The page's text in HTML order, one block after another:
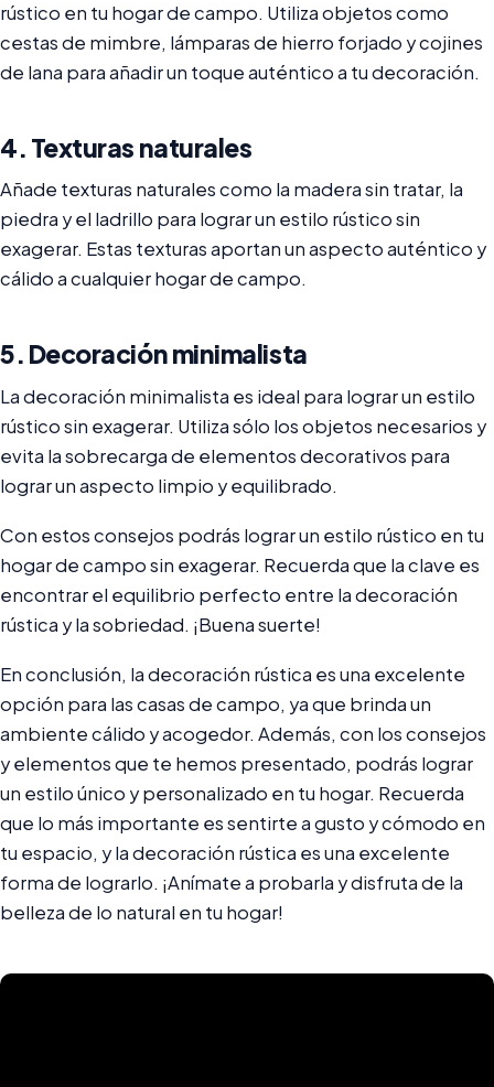
rústico en tu hogar de campo. Utiliza objetos como
cestas de mimbre, lámparas de hierro forjado y cojines
de lana para añadir un toque auténtico a tu decoración.
4. Texturas naturales
Añade texturas naturales como la madera sin tratar, la
piedra y el ladrillo para lograr un estilo rústico sin
exagerar. Estas texturas aportan un aspecto auténtico y
cálido a cualquier hogar de campo.
5. Decoración minimalista
La decoración minimalista es ideal para lograr un estilo
rústico sin exagerar. Utiliza sólo los objetos necesarios y
evita la sobrecarga de elementos decorativos para
lograr un aspecto limpio y equilibrado.
Con estos consejos podrás lograr un estilo rústico en tu
hogar de campo sin exagerar. Recuerda que la clave es
encontrar el equilibrio perfecto entre la decoración
rústica y la sobriedad. ¡Buena suerte!
En conclusión, la decoración rústica es una excelente
opción para las casas de campo, ya que brinda un
ambiente cálido y acogedor. Además, con los consejos
y elementos que te hemos presentado, podrás lograr
un estilo único y personalizado en tu hogar. Recuerda
que lo más importante es sentirte a gusto y cómodo en
tu espacio, y la decoración rústica es una excelente
forma de lograrlo. ¡Anímate a probarla y disfruta de la
belleza de lo natural en tu hogar!